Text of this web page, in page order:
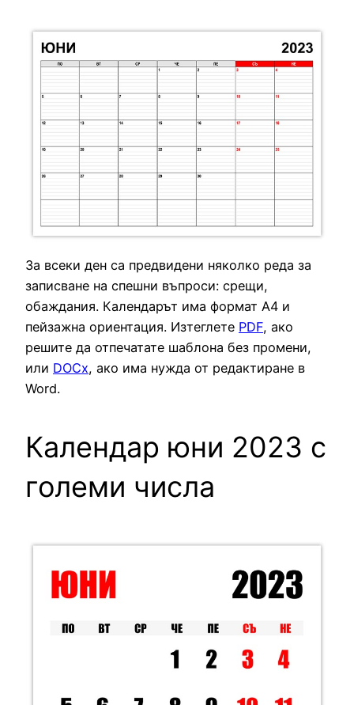
За всеки ден са предвидени няколко реда за
записване на спешни въпроси: срещи,
обаждания. Календарът има формат А4 и
пейзажна ориентация. Изтеглете PDF, ако
решите да отпечатате шаблона без промени,
или DOCx, ако има нужда от редактиране в
Word.
Календар юни 2023 с
големи числа